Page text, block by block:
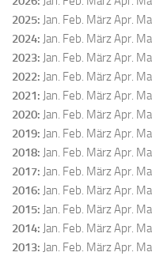
2025: Jan. Feb. MärzApr.
2024: Jan. Feb. MärzApr.
2023: Jan. Feb. MärzApr.
2022: Jan. Feb. MärzApr.
2021: Jan. Feb. MärzApr.
2020: Jan. Feb. MärzApr.
2019: Jan. Feb. MärzApr.
2018: Jan. Feb. MärzApr.
2017: Jan. Feb. MärzApr.
2016: Jan. Feb. MärzApr.
2015: Jan. Feb. MärzApr.
2014: Jan. Feb. MärzApr.
2013: Jan. Feb. MärzApr.